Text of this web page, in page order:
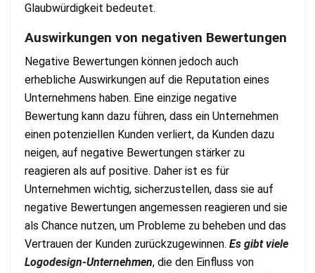
Glaubwürdigkeit bedeutet.
Auswirkungen von negativen Bewertungen
Negative Bewertungen können jedoch auch
erhebliche Auswirkungen auf die Reputation eines
Unternehmens haben. Eine einzige negative
Bewertung kann dazu führen, dass ein Unternehmen
einen potenziellen Kunden verliert, da Kunden dazu
neigen, auf negative Bewertungen stärker zu
reagieren als auf positive. Daher ist es für
Unternehmen wichtig, sicherzustellen, dass sie auf
negative Bewertungen angemessen reagieren und sie
als Chance nutzen, um Probleme zu beheben und das
Vertrauen der Kunden zurückzugewinnen. Es gibt viele
Logodesign-Unternehmen, die den Einfluss von